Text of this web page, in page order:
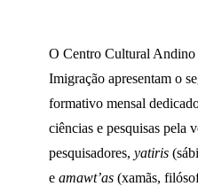
O Centro Cultural
Imigração apresentam o
formativo mensal
ciências e pesquisas pela
pesquisadores, yatiris
e amawt’as (xamãs,